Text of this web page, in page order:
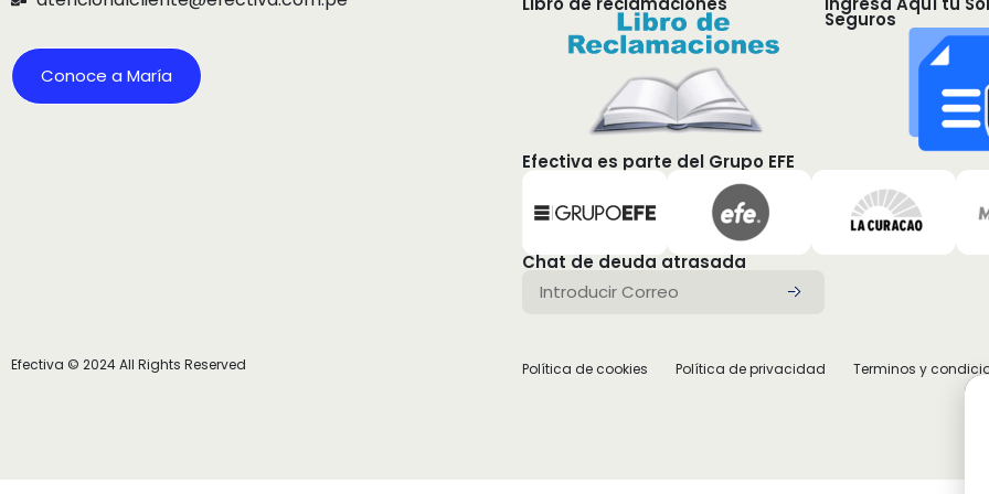
Conoce a María
Seguros
Chat de deuda atrasada
Efectiva es parte del Grupo EFE
Efectiva © 2024 All Rights Reserved Política de cookies Política de privacidad Terminos y